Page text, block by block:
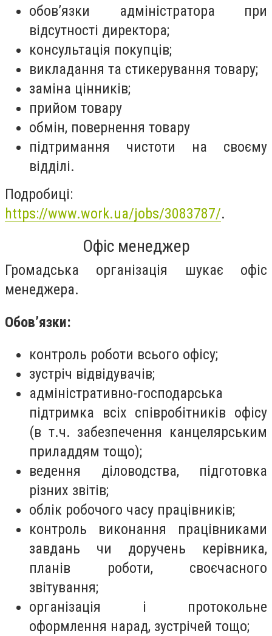
обов’язки адміністратора при
відсутності директора;
консультація покупців;
викладання та стикерування товару;
заміна цінників;
прийом товару
обмін, повернення товару
підтримання чистоти на своєму
відділі.
Подробиці:
https://www.work.ua/jobs/3083787/.
Офіс менеджер
Громадська організація шукає офіс
менеджера.
Обов’язки:
контроль роботи всього офісу;
зустріч відвідувачів;
адміністративно-господарська
підтримка всіх співробітників офісу
(в т.ч. забезпечення канцелярським
приладдям тощо);
ведення діловодства, підготовка
різних звітів;
облік робочого часу працівників;
контроль виконання працівниками
завдань чи доручень керівника,
планів роботи, своєчасного
звітування;
організація і протокольне
оформлення нарад, зустрічей тощо;